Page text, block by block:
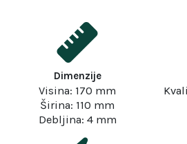
Dimenzije
Visina: 170 mm
Širina: 110 mm
Debljina: 4 mm